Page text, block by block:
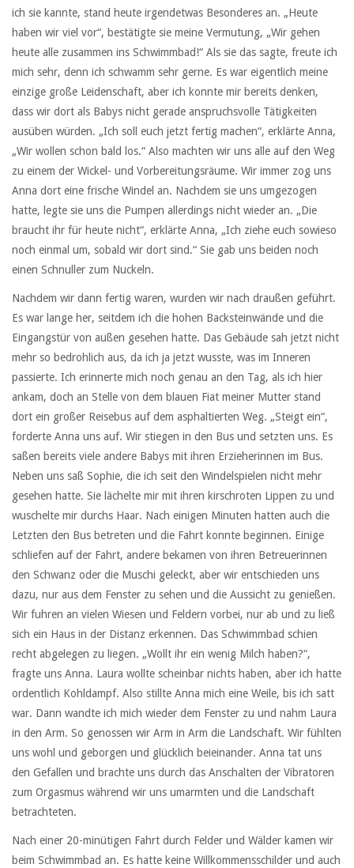
ich sie kannte, stand heute irgendetwas Besonderes an. „Heute
haben wir viel vor“, bestätigte sie meine Vermutung, „Wir gehen
heute alle zusammen ins Schwimmbad!“ Als sie das sagte, freute ich
mich sehr, denn ich schwamm sehr gerne. Es war eigentlich meine
einzige große Leidenschaft, aber ich konnte mir bereits denken,
dass wir dort als Babys nicht gerade anspruchsvolle Tätigkeiten
ausüben würden. „Ich soll euch jetzt fertig machen“, erklärte Anna,
„Wir wollen schon bald los.“ Also machten wir uns alle auf den Weg
zu einem der Wickel- und Vorbereitungsräume. Wir immer zog uns
Anna dort eine frische Windel an. Nachdem sie uns umgezogen
hatte, legte sie uns die Pumpen allerdings nicht wieder an. „Die
braucht ihr für heute nicht“, erklärte Anna, „Ich ziehe euch sowieso
noch einmal um, sobald wir dort sind.“ Sie gab uns beiden noch
einen Schnuller zum Nuckeln.
Nachdem wir dann fertig waren, wurden wir nach draußen geführt.
Es war lange her, seitdem ich die hohen Backsteinwände und die
Eingangstür von außen gesehen hatte. Das Gebäude sah jetzt nicht
mehr so bedrohlich aus, da ich ja jetzt wusste, was im Inneren
passierte. Ich erinnerte mich noch genau an den Tag, als ich hier
ankam, doch an Stelle von dem blauen Fiat meiner Mutter stand
dort ein großer Reisebus auf dem asphaltierten Weg. „Steigt ein“,
forderte Anna uns auf. Wir stiegen in den Bus und setzten uns. Es
saßen bereits viele andere Babys mit ihren Erzieherinnen im Bus.
Neben uns saß Sophie, die ich seit den Windelspielen nicht mehr
gesehen hatte. Sie lächelte mir mit ihren kirschroten Lippen zu und
wuschelte mir durchs Haar. Nach einigen Minuten hatten auch die
Letzten den Bus betreten und die Fahrt konnte beginnen. Einige
schliefen auf der Fahrt, andere bekamen von ihren Betreuerinnen
den Schwanz oder die Muschi geleckt, aber wir entschieden uns
dazu, nur aus dem Fenster zu sehen und die Aussicht zu genießen.
Wir fuhren an vielen Wiesen und Feldern vorbei, nur ab und zu ließ
sich ein Haus in der Distanz erkennen. Das Schwimmbad schien
recht abgelegen zu liegen. „Wollt ihr ein wenig Milch haben?“,
fragte uns Anna. Laura wollte scheinbar nichts haben, aber ich hatte
ordentlich Kohldampf. Also stillte Anna mich eine Weile, bis ich satt
war. Dann wandte ich mich wieder dem Fenster zu und nahm Laura
in den Arm. So genossen wir Arm in Arm die Landschaft. Wir fühlten
uns wohl und geborgen und glücklich beieinander. Anna tat uns
den Gefallen und brachte uns durch das Anschalten der Vibratoren
zum Orgasmus während wir uns umarmten und die Landschaft
betrachteten.
Nach einer 20-minütigen Fahrt durch Felder und Wälder kamen wir
beim Schwimmbad an. Es hatte keine Willkommensschilder und auch